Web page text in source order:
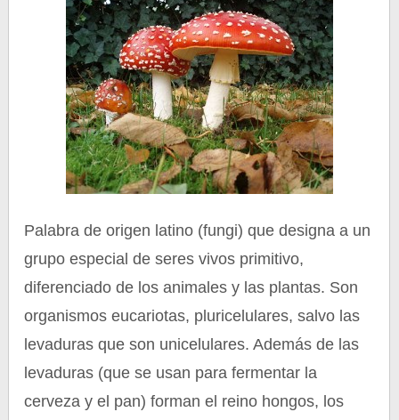
Palabra de origen latino (fungi) que designa a un
grupo especial de seres vivos primitivo,
diferenciado de los animales y las plantas. Son
organismos eucariotas, pluricelulares, salvo las
levaduras que son unicelulares. Además de las
levaduras (que se usan para fermentar la
cerveza y el pan) forman el reino hongos, los